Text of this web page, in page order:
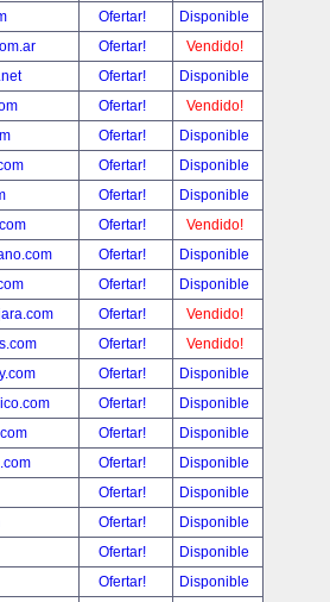
Ofertar!
Disponible
Ofertar!
Vendido!
Ofertar!
Disponible
Ofertar!
Vendido!
Ofertar!
Disponible
Ofertar!
Disponible
Ofertar!
Disponible
Ofertar!
Vendido!
Ofertar!
Disponible
Ofertar!
Disponible
Ofertar!
Vendido!
Ofertar!
Vendido!
Ofertar!
Disponible
Ofertar!
Disponible
Ofertar!
Disponible
Ofertar!
Disponible
Ofertar!
Disponible
Ofertar!
Disponible
Ofertar!
Disponible
Ofertar!
Disponible